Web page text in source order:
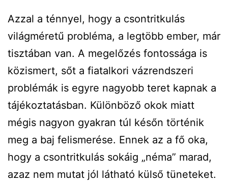
Azzal a ténnyel, hogy a csontritkulás
világméretű probléma, a legtöbb ember, már
tisztában van. A megelőzés fontossága is
közismert, sőt a fiatalkori vázrendszeri
problémák is egyre nagyobb teret kapnak a
tájékoztatásban. Különböző okok miatt
mégis nagyon gyakran túl későn történik
meg a baj felismerése. Ennek az a fő oka,
hogy a csontritkulás sokáig „néma” marad,
azaz nem mutat jól látható külső tüneteket.